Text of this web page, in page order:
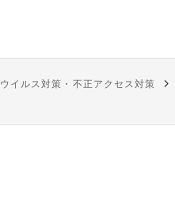
ウイルス対策・不正アクセス対策